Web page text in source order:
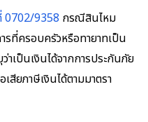
0702/9358 กรณีสินไหม
รที่ครอบครัวหรือทายาทเป็น
เป็นเงินได้จากการประกันภัย
สียภาษีเงินได้ตามมาตรา